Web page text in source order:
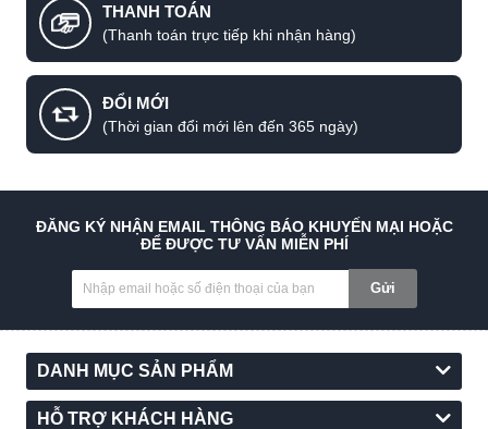
THANH TOÁN
(Thanh toán trực tiếp khi nhận hàng)
ĐỔI MỚI
(Thời gian đổi mới lên đến 365 ngày)
ĐĂNG KÝ NHẬN EMAIL THÔNG BÁO KHUYẾN MẠI HOẶC
ĐỂ ĐƯỢC TƯ VẤN MIỄN PHÍ
Gửi
DANH MỤC SẢN PHẨM
HỖ TRỢ KHÁCH HÀNG